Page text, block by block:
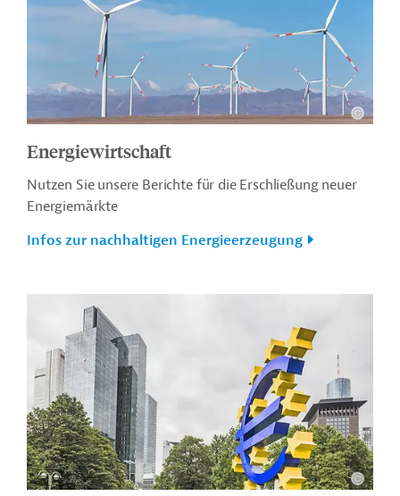
Energiewirtschaft
Nutzen Sie unsere Berichte für die Erschließung neuer
Energiemärkte
Infos zur nachhaltigen Energieerzeugung